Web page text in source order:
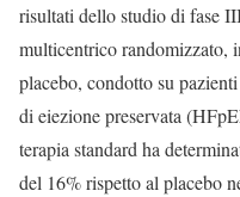
risultati dello studio di fase
multicentrico randomizzato,
placebo, condotto su
di eiezione preservata
terapia standard ha
del 16% rispetto al placebo